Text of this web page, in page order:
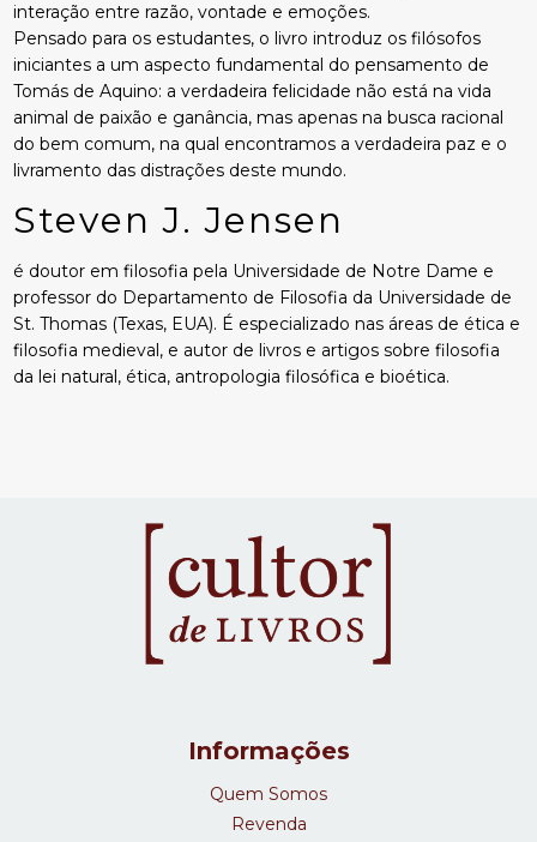
interação entre razão, vontade e emoções.
Pensado para os estudantes, o livro introduz os filósofos
iniciantes a um aspecto fundamental do pensamento de
Tomás de Aquino: a verdadeira felicidade não está na vida
animal de paixão e ganância, mas apenas na busca racional
do bem comum, na qual encontramos a verdadeira paz e o
livramento das distrações deste mundo.
Steven J. Jensen
é doutor em filosofia pela Universidade de Notre Dame e
professor do Departamento de Filosofia da Universidade de
St. Thomas (Texas, EUA). É especializado nas áreas de ética e
filosofia medieval, e autor de livros e artigos sobre filosofia
da lei natural, ética, antropologia filosófica e bioética.
Informações
Quem Somos
Revenda